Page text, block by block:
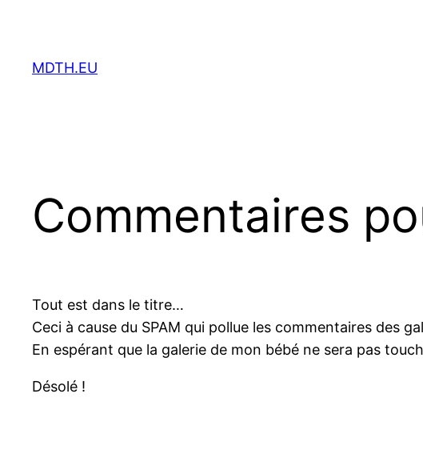
contenu
MDTH.EU
Commentaires
Tout est dans le titre…
Ceci à cause du SPAM qui pollue les commentaires des
En espérant que la galerie de mon bébé ne sera pas
Désolé !